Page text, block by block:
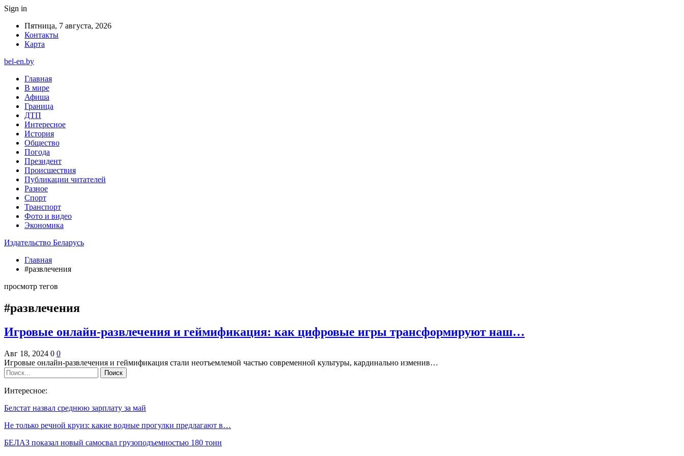
Sign in
Пятница, 7 августа, 2026
Контакты
Карта
bel-en.by
Главная
В мире
Афиша
Граница
ДТП
Интересное
История
Общество
Погода
Президент
Происшествия
Публикации читателей
Разное
Спорт
Транспорт
Фото и видео
Экономика
Издательство Беларусь
Главная
#развлечения
просмотр тегов
#развлечения
Игровые онлайн-развлечения и геймификация: как цифровые игры трансформируют наш…
Авг 18, 2024 0 0
Игровые онлайн-развлечения и геймификация стали неотъемлемой частью современной культуры, кардинально изменив…
Интересное:
Белстат назвал среднюю зарплату за май
Не только речной круиз: какие водные прогулки предлагают в…
БЕЛАЗ показал новый самосвал грузоподъемностью 180 тонн